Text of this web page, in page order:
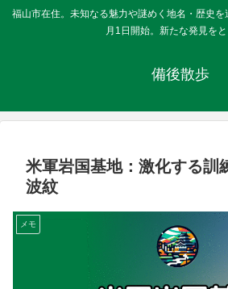
福山市在住。未知なる魅力や謎めく地名・歴史
月1日開始。新たな発見をと
備後散歩
米軍岩国基地：激化する訓
波紋
メモ